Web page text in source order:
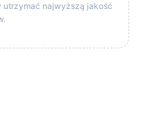
utrzymać najwyższą jakość